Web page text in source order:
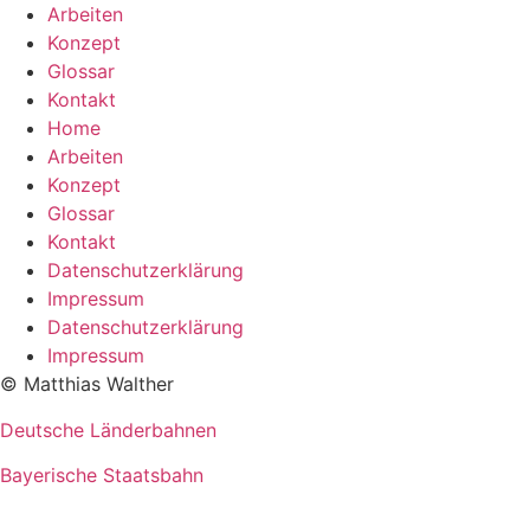
Arbeiten
Konzept
Glossar
Kontakt
Home
Arbeiten
Konzept
Glossar
Kontakt
Datenschutzerklärung
Impressum
Datenschutzerklärung
Impressum
© Matthias Walther
Deutsche Länderbahnen
Bayerische Staatsbahn